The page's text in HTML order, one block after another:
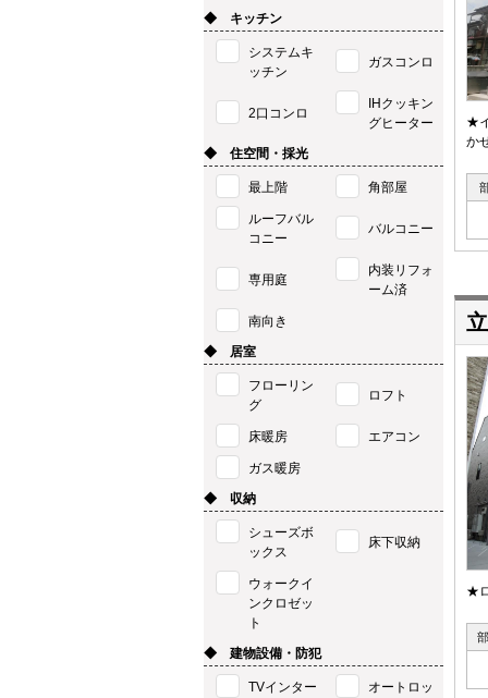
★
か
★
◆ キッチン
システムキ
ッチン
ガスコンロ
2口コンロ
IHクッキン
グヒーター
◆ 住空間・採光
最上階 角部屋
ルーフバル
コニー
バルコニー
専用庭
内装リフォ
ーム済
南向き
◆ 居室
フローリン
グ
ロフト
床暖房 エアコン
ガス暖房
◆ 収納
シューズボ
ックス
床下収納
ウォークイ
ンクロゼッ
ト
◆ 建物設備・防犯
TVインター
オートロッ